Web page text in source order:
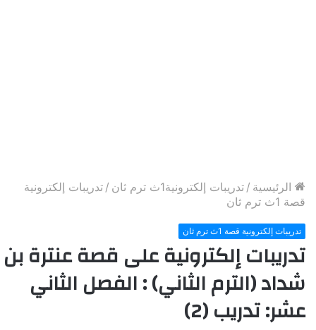
الرئيسية / تدريبات إلكترونية1ث ترم ثان / تدريبات إلكترونية
قصة 1ث ترم ثان
تدريبات إلكترونية قصة 1ث ترم ثان
تدريبات إلكترونية على قصة عنترة بن
شداد (الترم الثاني) : الفصل الثاني
عشر: تدريب (2)